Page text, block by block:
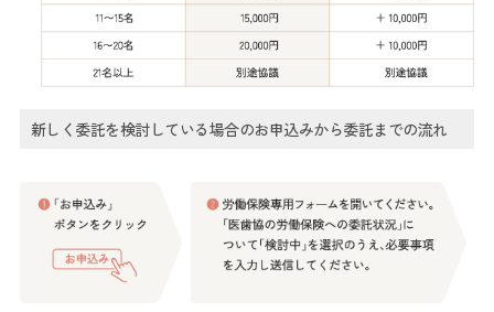
新しく委託を検討している場合のお申込みから委託までの流れ